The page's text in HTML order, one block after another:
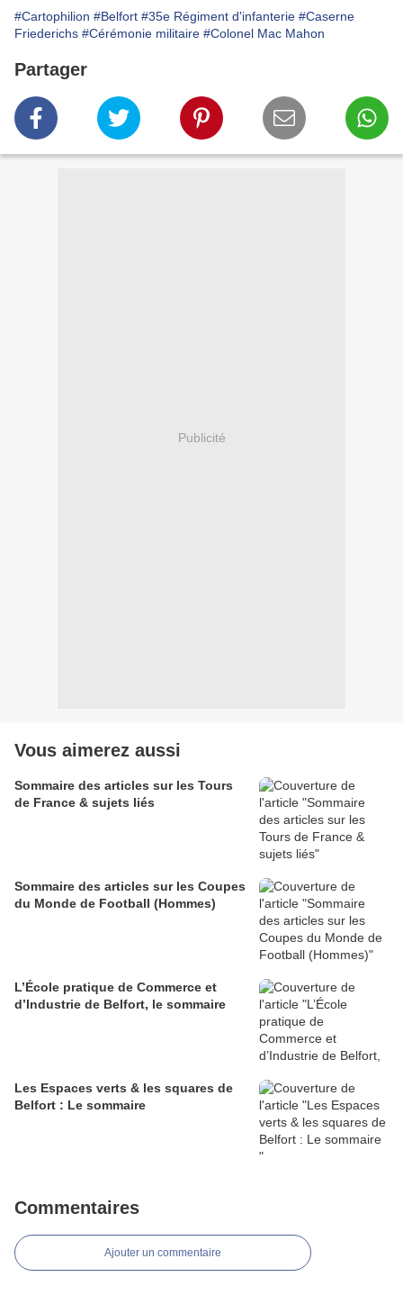
#Cartophilion #Belfort #35e Régiment d'infanterie #Caserne
Friederichs #Cérémonie militaire #Colonel Mac Mahon
Partager
Publicité
Vous aimerez aussi
Sommaire des articles sur les Tours
de France & sujets liés
Sommaire des articles sur les Coupes
du Monde de Football (Hommes)
L’École pratique de Commerce et
d’Industrie de Belfort, le sommaire
Les Espaces verts & les squares de
Belfort : Le sommaire
Commentaires
Ajouter un commentaire